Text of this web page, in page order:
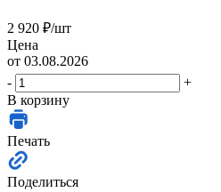
2 920 ₽/шт
Цена
от 03.08.2026
-
+
В корзину
Печать
Поделиться